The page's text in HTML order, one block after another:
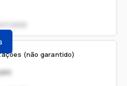
(não garantido)